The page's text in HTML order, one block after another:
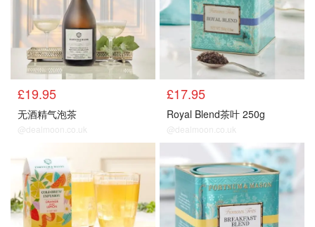
£19.95
无酒精气泡茶
@dealmoon.co.uk
£17.95
Royal Blend茶叶 250g
@dealmoon.co.uk